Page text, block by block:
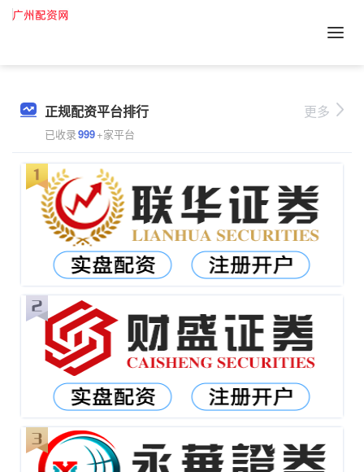
正规配资平台排行
已收录999+家平台
更多